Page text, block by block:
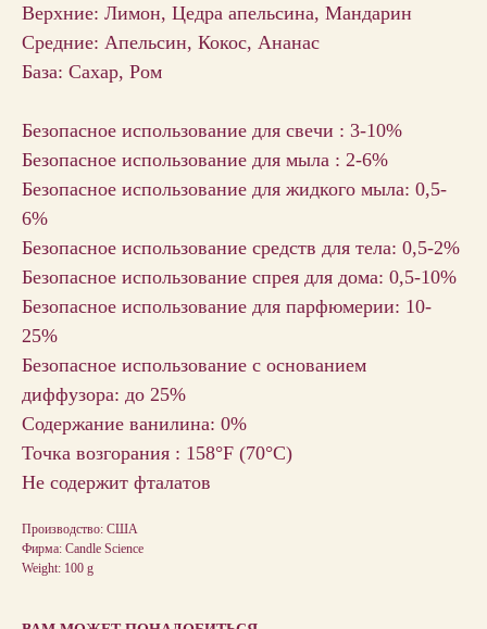
Верхние: Лимон, Цедра апельсина, Мандарин
Средние: Апельсин, Кокос, Ананас
База: Сахар, Ром
Безопасное использование для свечи : 3-10%
Безопасное использование для мыла : 2-6%
Безопасное использование для жидкого мыла: 0,5-
6%
Безопасное использование средств для тела: 0,5-2%
Безопасное использование спрея для дома: 0,5-10%
Безопасное использование для парфюмерии: 10-
25%
Безопасное использование с основанием
диффузора: до 25%
Содержание ванилина: 0%
Точка возгорания : 158°F (70°С)
Не содержит фталатов
Производство: США
Фирма: Candle Science
Weight: 100 g